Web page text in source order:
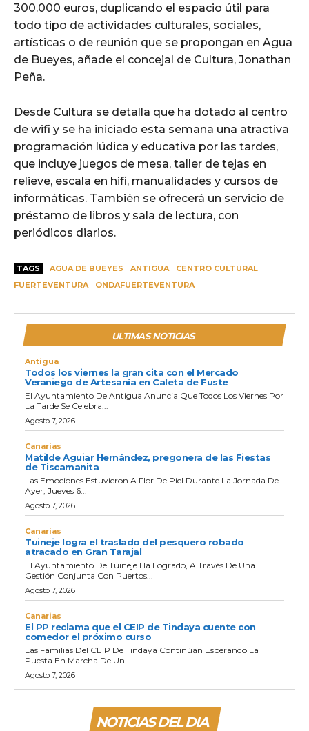
300.000 euros, duplicando el espacio útil para
todo tipo de actividades culturales, sociales,
artísticas o de reunión que se propongan en Agua
de Bueyes, añade el concejal de Cultura, Jonathan
Peña.
Desde Cultura se detalla que ha dotado al centro
de wifi y se ha iniciado esta semana una atractiva
programación lúdica y educativa por las tardes,
que incluye juegos de mesa, taller de tejas en
relieve, escala en hifi, manualidades y cursos de
informáticas. También se ofrecerá un servicio de
préstamo de libros y sala de lectura, con
periódicos diarios.
TAGS AGUA DE BUEYES ANTIGUA
CENTRO CULTURAL
FUERTEVENTURA
ONDAFUERTEVENTURA
ULTIMAS NOTICIAS
Antigua
Todos los viernes la gran cita con el Mercado
Veraniego de Artesanía en Caleta de Fuste
El Ayuntamiento De Antigua Anuncia Que Todos Los Viernes Por
La Tarde Se Celebra...
Agosto 7, 2026
Canarias
Matilde Aguiar Hernández, pregonera de las Fiestas
de Tiscamanita
Las Emociones Estuvieron A Flor De Piel Durante La Jornada De
Ayer, Jueves 6...
Agosto 7, 2026
Canarias
Tuineje logra el traslado del pesquero robado
atracado en Gran Tarajal
El Ayuntamiento De Tuineje Ha Logrado, A Través De Una
Gestión Conjunta Con Puertos...
Agosto 7, 2026
Canarias
El PP reclama que el CEIP de Tindaya cuente con
comedor el próximo curso
Las Familias Del CEIP De Tindaya Continúan Esperando La
Puesta En Marcha De Un...
Agosto 7, 2026
NOTICIAS DEL DIA